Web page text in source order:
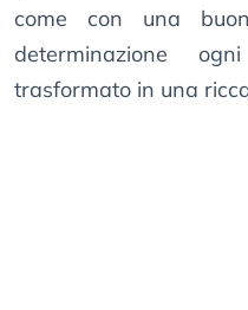
come con una
determinazione
trasformato in una